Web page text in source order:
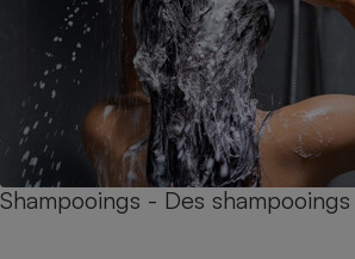
Shampooings - Des